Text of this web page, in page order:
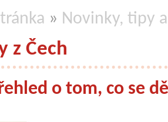
» Novinky, tipy
z Čech
o tom, co se